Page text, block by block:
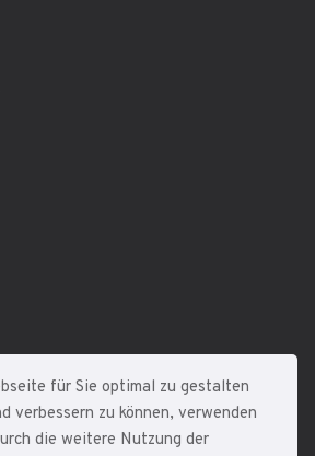
für Sie optimal zu gestalten
verbessern zu können, verwenden
die weitere Nutzung der